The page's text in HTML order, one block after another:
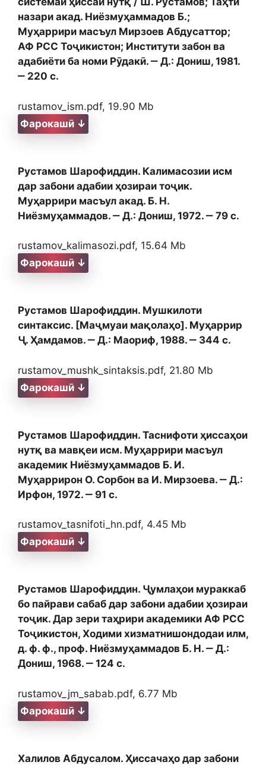
назари акад. Ниёзмуҳаммадов Б.;
Муҳаррири масъул Мирзоев Абдусаттор;
АФ РСС Тоҷикистон; Институти забон ва
адабиёти ба номи Рӯдакӣ. ‒ Д.: Дониш, 1981.
‒ 220 с.
rustamov_ism.pdf, 19.90 Mb
Фарокашӣ ↓
Рустамов Шарофиддин. Калимасозии исм
дар забони адабии ҳозираи тоҷик.
Муҳаррири масъул акад. Б. Н.
Ниёзмуҳаммадов. ‒ Д.: Дониш, 1972. ‒ 79 с.
rustamov_kalimasozi.pdf, 15.64 Mb
Фарокашӣ ↓
Рустамов Шарофиддин. Мушкилоти
синтаксис. [Маҷмуаи мақолаҳо]. Муҳаррир
Ҷ. Ҳамдамов. ‒ Д.: Маориф, 1988. ‒ 344 с.
rustamov_mushk_sintaksis.pdf, 21.80 Mb
Фарокашӣ ↓
Рустамов Шарофиддин. Таснифоти ҳиссаҳои
нутқ ва мавқеи исм. Муҳаррири масъул
академик Ниёзмуҳаммадов Б. И.
Муҳаррирон О. Сорбон ва И. Мирзоева. ‒ Д.:
Ирфон, 1972. ‒ 91 с.
rustamov_tasnifoti_hn.pdf, 4.45 Mb
Фарокашӣ ↓
Рустамов Шарофиддин. Ҷумлаҳои мураккаб
бо пайрави сабаб дар забони адабии ҳозираи
тоҷик. Дар зери таҳрири академики АФ РСС
Тоҷикистон, Ходими хизматнишондодаи илм,
д. ф. ф., проф. Ниёзмуҳаммадов Б. Н. ‒ Д.:
Дониш, 1968. ‒ 124 с.
rustamov_jm_sabab.pdf, 6.77 Mb
Фарокашӣ ↓
Халилов Абдусалом. Ҳиссачаҳо дар забони